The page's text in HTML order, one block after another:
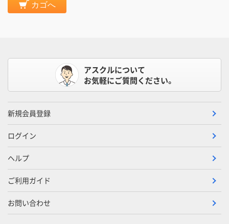
カゴへ
アスクルについて
お気軽にご質問ください。
新規会員登録
ログイン
ヘルプ
ご利用ガイド
お問い合わせ